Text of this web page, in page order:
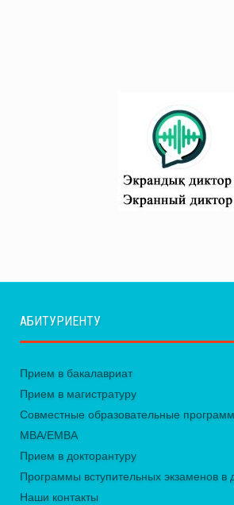
АБИТУРИЕНТУ
Прием в бакалавриат
Прием в магистратуру
Совместные образовательные
MBA/EMBA
Прием в докторантуру
Программы вступительных экзаменов в
Наши контакты